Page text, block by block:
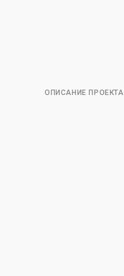
ОПИСАНИЕ ПРОЕКТА